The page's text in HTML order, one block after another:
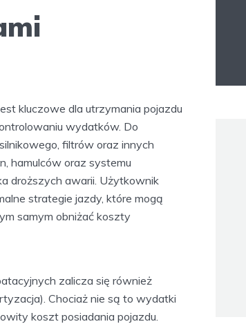
kluczowe dla utrzymania pojazdu
wydatków. Do
filtrów oraz innych
hamulców oraz systemu
droższych awarii. Użytkownik
strategie jazdy, które mogą
samym obniżać koszty
zalicza się również
Chociaż nie są to wydatki
koszt posiadania pojazdu.